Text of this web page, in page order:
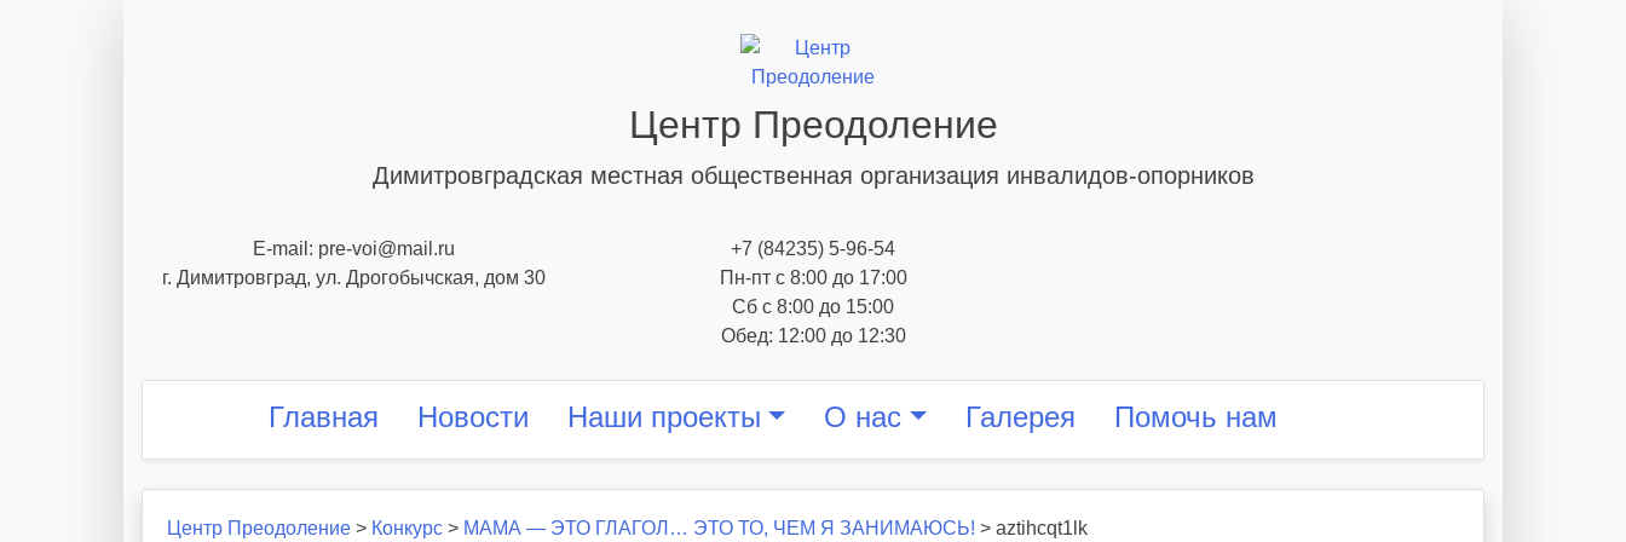
Центр Преодоление
Димитровградская местная общественная организация инвалидов-опорников
E-mail: pre-voi@mail.ru
г. Димитровград, ул. Дрогобычская, дом 30
+7 (84235) 5-96-54
Пн-пт с 8:00 до 17:00
Сб с 8:00 до 15:00
Обед: 12:00 до 12:30
Главная Новости Наши проекты О нас Галерея Помочь нам
Центр Преодоление > Конкурс > МАМА — ЭТО ГЛАГОЛ… ЭТО ТО, ЧЕМ Я ЗАНИМАЮСЬ! > aztihcqt1lk